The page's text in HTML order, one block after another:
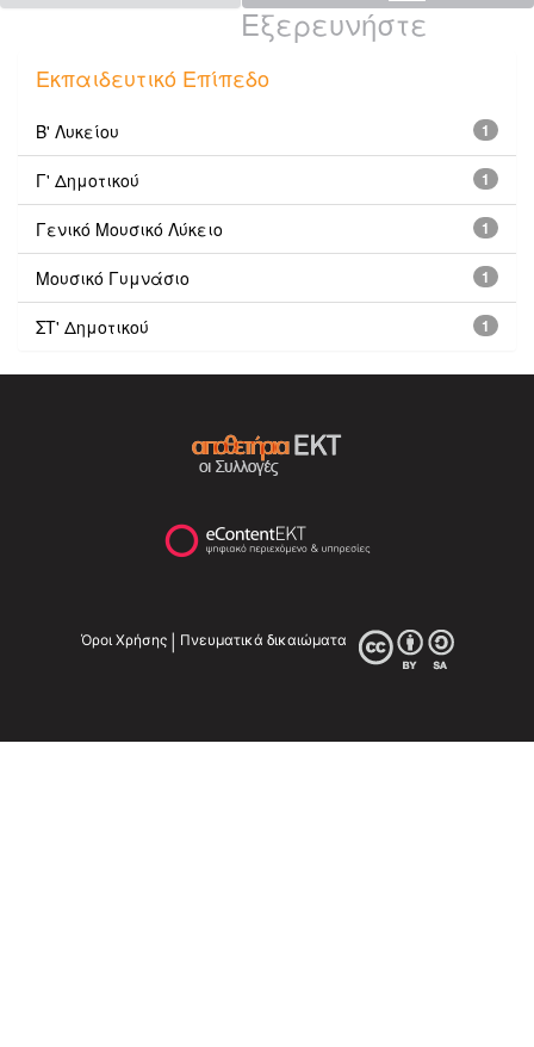
Εξερευνήστε
Εκπαιδευτικό Επίπεδο
1
Β' Λυκείου
1
Γ' Δημοτικού
1
Γενικό Μουσικό Λύκειο
1
Μουσικό Γυμνάσιο
1
ΣΤ' Δημοτικού